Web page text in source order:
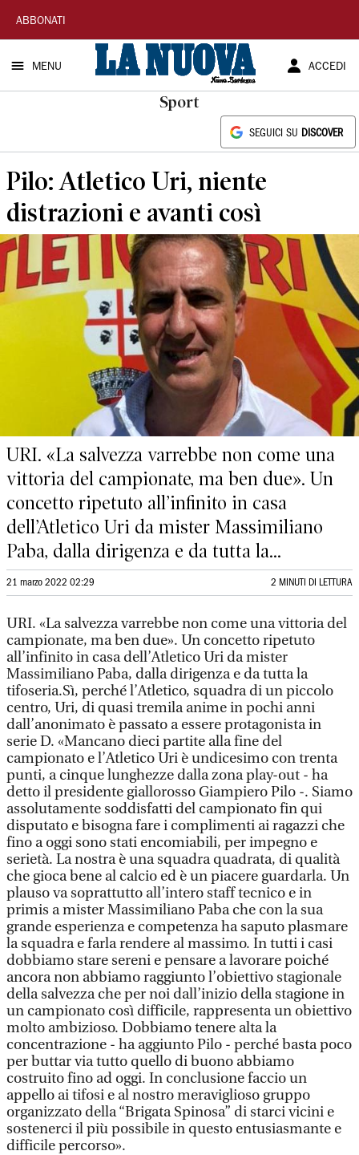
La
Nuova
Sardegna
ABBONATI
MENU ACCEDI
Sport
SEGUICI SU DISCOVER
Pilo: Atletico Uri, niente
distrazioni e avanti così
URI. «La salvezza varrebbe non come una
vittoria del campionate, ma ben due». Un
concetto ripetuto all’infinito in casa
dell’Atletico Uri da mister Massimiliano
Paba, dalla dirigenza e da tutta la...
21 marzo 2022 02:29 2 MINUTI DI LETTURA
URI. «La salvezza varrebbe non come una vittoria del
campionate, ma ben due». Un concetto ripetuto
all’infinito in casa dell’Atletico Uri da mister
Massimiliano Paba, dalla dirigenza e da tutta la
tifoseria.Sì, perché l’Atletico, squadra di un piccolo
centro, Uri, di quasi tremila anime in pochi anni
dall’anonimato è passato a essere protagonista in
serie D. «Mancano dieci partite alla fine del
campionato e l’Atletico Uri è undicesimo con trenta
punti, a cinque lunghezze dalla zona play-out - ha
detto il presidente giallorosso Giampiero Pilo -. Siamo
assolutamente soddisfatti del campionato fin qui
disputato e bisogna fare i complimenti ai ragazzi che
fino a oggi sono stati encomiabili, per impegno e
serietà. La nostra è una squadra quadrata, di qualità
che gioca bene al calcio ed è un piacere guardarla. Un
plauso va soprattutto all’intero staff tecnico e in
primis a mister Massimiliano Paba che con la sua
grande esperienza e competenza ha saputo plasmare
la squadra e farla rendere al massimo. In tutti i casi
dobbiamo stare sereni e pensare a lavorare poiché
ancora non abbiamo raggiunto l’obiettivo stagionale
della salvezza che per noi dall’inizio della stagione in
un campionato così difficile, rappresenta un obiettivo
molto ambizioso. Dobbiamo tenere alta la
concentrazione - ha aggiunto Pilo - perché basta poco
per buttar via tutto quello di buono abbiamo
costruito fino ad oggi. In conclusione faccio un
appello ai tifosi e al nostro meraviglioso gruppo
organizzato della “Brigata Spinosa” di starci vicini e
sostenerci il più possibile in questo entusiasmante e
difficile percorso».